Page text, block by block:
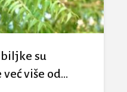
su
više od...